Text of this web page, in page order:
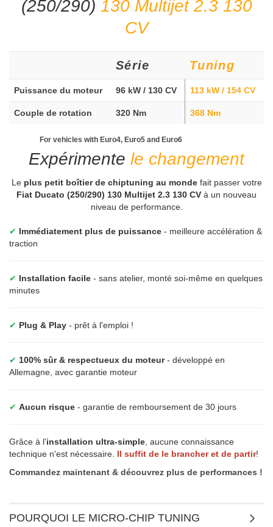
(250/290) 130 Multijet 2.3 130
CV
Série Tuning
Puissance du moteur 96 kW / 130 CV 113 kW / 154 CV
Couple de rotation 320 Nm 368 Nm
For vehicles with Euro4, Euro5 and Euro6
Expérimente le changement
Le plus petit boîtier de chiptuning au mondefait passer votre
Fiat Ducato (250/290) 130 Multijet 2.3 130 CV à un nouveau
niveau de performance.
✔ Immédiatement plus de puissance - meilleure accélération &
traction
✔ Installation facile - sans atelier, monté soi-même en quelques
minutes
✔ Plug & Play - prêt à l'emploi !
✔ 100% sûr & respectueux du moteur- développé en
Allemagne, avec garantie moteur
✔ Aucun risque - garantie de remboursement de 30 jours
Grâce à l'installation ultra-simple , aucune connaissance
technique n'est nécessaire. Il suffit de le brancher et de partir!
Commandez maintenant & découvrez plus de performances !
POURQUOI LE MICRO-CHIP TUNING